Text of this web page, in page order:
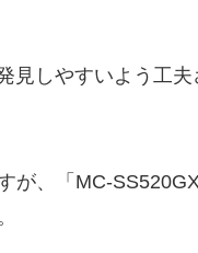
見しやすいよう工
が、「MC-